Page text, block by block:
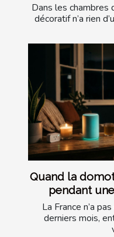
Dans les chambres
décoratif n’a rien
Quand la
pendant
La France n’a
derniers mois,